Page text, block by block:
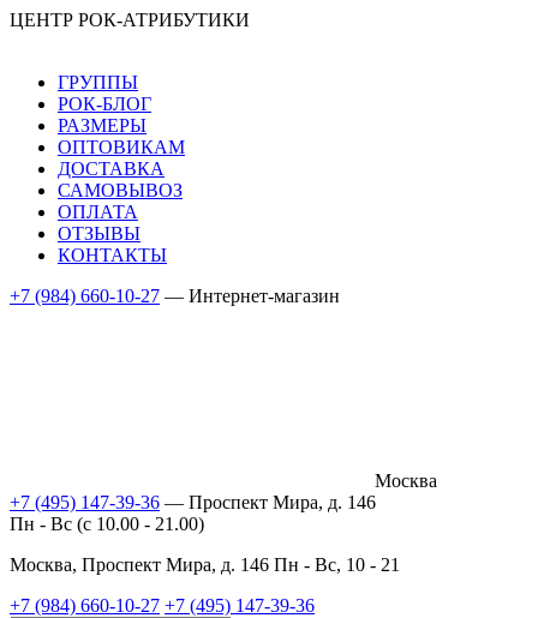
ЦЕНТР РОК-АТРИБУТИКИ
ГРУППЫ
РОК-БЛОГ
РАЗМЕРЫ
ОПТОВИКАМ
ДОСТАВКА
САМОВЫВОЗ
ОПЛАТА
ОТЗЫВЫ
КОНТАКТЫ
+7 (984) 660-10-27 — Интернет-магазин
Москва
+7 (495) 147-39-36 — Проспект Мира, д. 146
Пн - Вс (c 10.00 - 21.00)
Москва, Проспект Мира, д. 146 Пн - Вс, 10 - 21
+7 (984) 660-10-27 +7 (495) 147-39-36